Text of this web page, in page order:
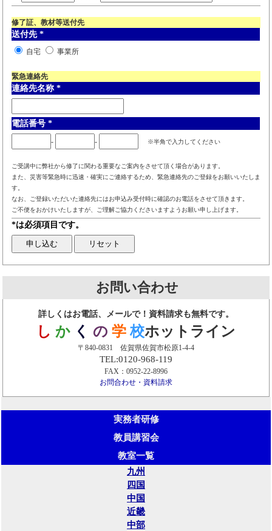
修了証、教材等送付先
送付先 *
自宅 事業所
緊急連絡先
連絡先名称 *
電話番号 *
- - ※半角で入力してください
ご受講中に弊社から修了に関わる重要なご案内をさせて頂く場合があります。
また、災害等緊急時に迅速・確実にご連絡するため、緊急連絡先のご登録をお願いいたしま
す。
なお、ご登録いただいた連絡先にはお申込み受付時に確認のお電話をさせて頂きます。
ご不便をおかけいたしますが、ご理解ご協力くださいますようお願い申し上げます。
*は必須項目です。
お問い合わせ
詳しくはお電話、メールで！資料請求も無料です。
し か く の 学 校ホットライン
〒840-0831 佐賀県佐賀市松原1-4-4
TEL:0120-968-119
FAX：0952-22-8996
お問合わせ・資料請求
実務者研修
教員講習会
教室一覧
九州
四国
中国
近畿
中部